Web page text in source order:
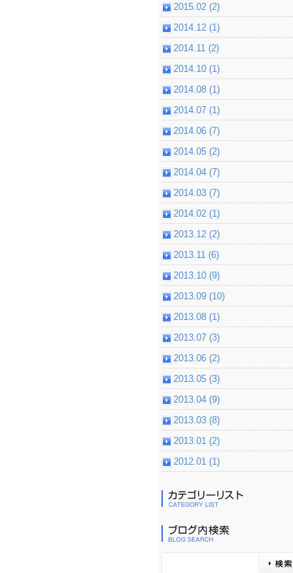
2015.02 (2)
2014.12 (1)
2014.11 (2)
2014.10 (1)
2014.08 (1)
2014.07 (1)
2014.06 (7)
2014.05 (2)
2014.04 (7)
2014.03 (7)
2014.02 (1)
2013.12 (2)
2013.11 (6)
2013.10 (9)
2013.09 (10)
2013.08 (1)
2013.07 (3)
2013.06 (2)
2013.05 (3)
2013.04 (9)
2013.03 (8)
2013.01 (2)
2012.01 (1)